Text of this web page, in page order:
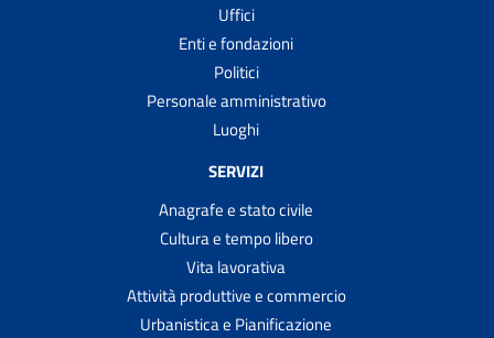
Uffici
Enti e fondazioni
Politici
Personale amministrativo
Luoghi
SERVIZI
Anagrafe e stato civile
Cultura e tempo libero
Vita lavorativa
Attività produttive e commercio
Urbanistica e Pianificazione